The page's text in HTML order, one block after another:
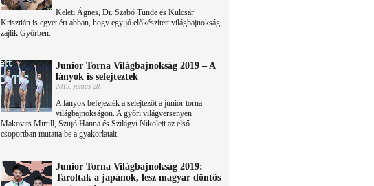
Keleti Ágnes, Dr. Szabó Tünde és Kulcsár
Krisztián is egyet ért abban, hogy egy jó előkészített világbajnokság
zajlik Győrben.
Junior Torna Világbajnokság 2019 – A
lányok is selejteztek
2019. június 28.
A lányok befejezték a selejtezőt a junior torna-
világbajnokságon. A győri világversenyen
Makovits Mirtill, Szujó Hanna és Szilágyi Nikolett az első
csoportban mutatta be a gyakorlatait.
Junior Torna Világbajnokság 2019:
Taroltak a japánok, lesz magyar döntős